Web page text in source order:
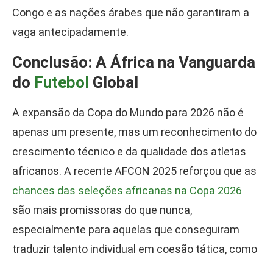
Congo e as nações árabes que não garantiram a
vaga antecipadamente.
Conclusão: A África na Vanguarda
do Futebol Global
A expansão da Copa do Mundo para 2026 não é
apenas um presente, mas um reconhecimento do
crescimento técnico e da qualidade dos atletas
africanos. A recente AFCON 2025 reforçou que as
chances das seleções africanas na Copa 2026
são mais promissoras do que nunca,
especialmente para aquelas que conseguiram
traduzir talento individual em coesão tática, como